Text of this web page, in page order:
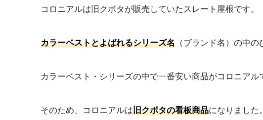
コロニアルは旧クボタが販売していたスレート屋根です。
カラーベストとよばれるシリーズ名 （ブランド名）の中の
カラーベスト・シリーズの中で一番安い商品がコロニアル
そのため、コロニアルは旧クボタの看板商品になりました。